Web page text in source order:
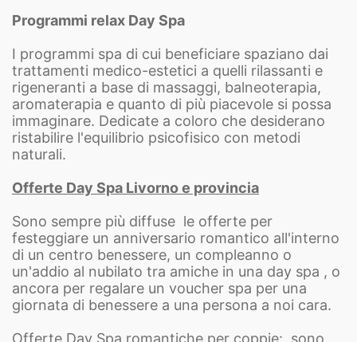
Programmi relax Day Spa
I programmi spa di cui beneficiare spaziano dai
trattamenti medico-estetici a quelli rilassanti e
rigeneranti a base di massaggi, balneoterapia,
aromaterapia e quanto di più piacevole si possa
immaginare. Dedicate a coloro che desiderano
ristabilire l'equilibrio psicofisico con metodi
naturali.
Offerte Day Spa Livorno e provincia
Sono sempre più diffuse le offerte per
festeggiare un anniversario romantico all'interno
di un centro benessere, un compleanno o
un'addio al nubilato tra amiche in una day spa , o
ancora per regalare un voucher spa per una
giornata di benessere a una persona a noi cara.
Offerte Day Spa romantiche per coppie: sono